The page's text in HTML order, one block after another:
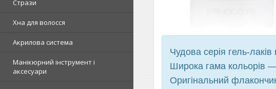
Стрази
Хна для волосся
Акрилова система
Манікюрний інструмент і
аксесуари
Чудова серія гель-
Широка гама кольорів —
Оригінальний